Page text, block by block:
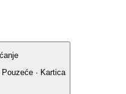
· Kartica